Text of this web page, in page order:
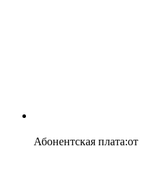
Абонентская плата:от